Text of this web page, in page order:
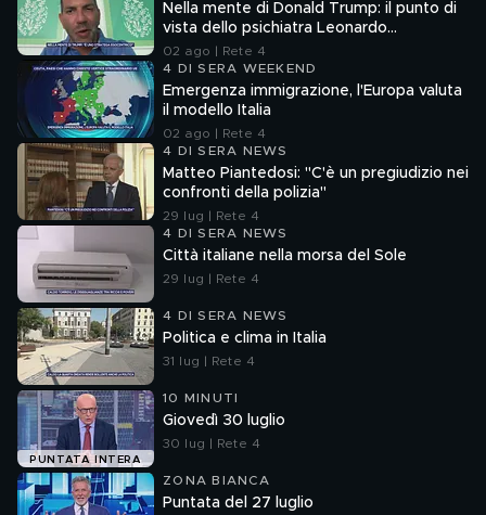
Nella mente di Donald Trump: il punto di
vista dello psichiatra Leonardo
Mendolicchio
02 ago | Rete 4
4 DI SERA WEEKEND
Emergenza immigrazione, l'Europa valuta
il modello Italia
02 ago | Rete 4
4 DI SERA NEWS
Matteo Piantedosi: "C'è un pregiudizio nei
confronti della polizia"
29 lug | Rete 4
4 DI SERA NEWS
Città italiane nella morsa del Sole
29 lug | Rete 4
4 DI SERA NEWS
Politica e clima in Italia
31 lug | Rete 4
PUNTATA INTERA
10 MINUTI
Giovedì 30 luglio
30 lug | Rete 4
ZONA BIANCA
Puntata del 27 luglio